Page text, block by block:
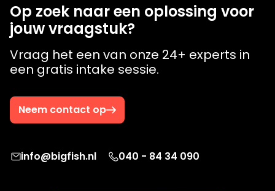
Op zoek naar een oplossing voor
jouw vraagstuk?
Vraag het een van onze 24+ experts in
een gratis intake sessie.
Neem contact op
info@bigfish.nl 040 - 84 34 090